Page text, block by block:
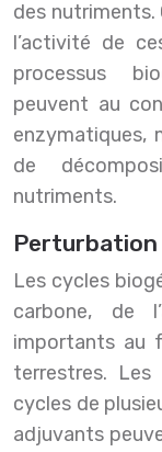
des
l’activité de
processus
peuvent au
enzymatiques,
de
nutriments.
Perturbation
Les cycles
carbone, de
importants au
terrestres.
cycles de
adjuvants